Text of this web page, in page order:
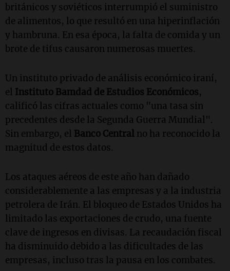
británicos y soviéticos interrumpió el suministro
de alimentos, lo que resultó en una hiperinflación
y hambruna. En esa época, la falta de comida y un
brote de tifus causaron numerosas muertes.
Un instituto privado de análisis económico iraní,
el Instituto Bamdad de Estudios Económicos,
calificó las cifras actuales como "una tasa sin
precedentes desde la Segunda Guerra Mundial".
Sin embargo, el Banco Central no ha reconocido la
magnitud de estos datos.
Los ataques aéreos de este año han dañado
considerablemente a las empresas y a la industria
petrolera de Irán. El bloqueo de Estados Unidos ha
limitado las exportaciones de crudo, una fuente
clave de ingresos en divisas. La recaudación fiscal
ha disminuido debido a las dificultades de las
empresas, incluso tras la pausa en los combates.